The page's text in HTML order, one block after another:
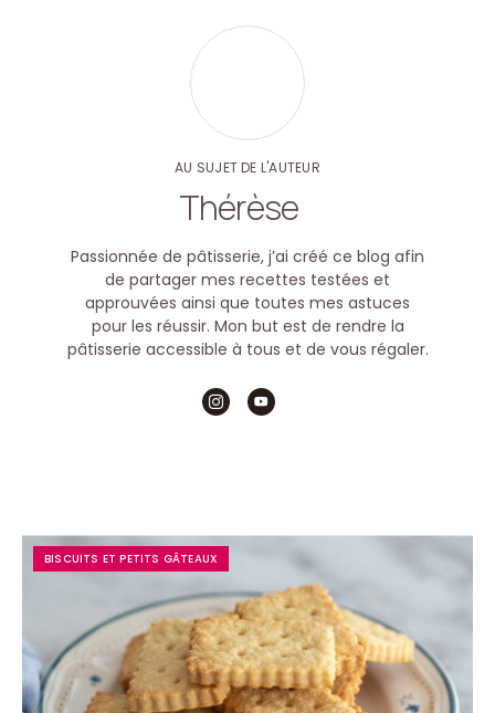
AU SUJET DE L'AUTEUR
Thérèse
Passionnée de pâtisserie, j’ai créé ce blog afin
de partager mes recettes testées et
approuvées ainsi que toutes mes astuces
pour les réussir. Mon but est de rendre la
pâtisserie accessible à tous et de vous régaler.
BISCUITS ET PETITS GÂTEAUX